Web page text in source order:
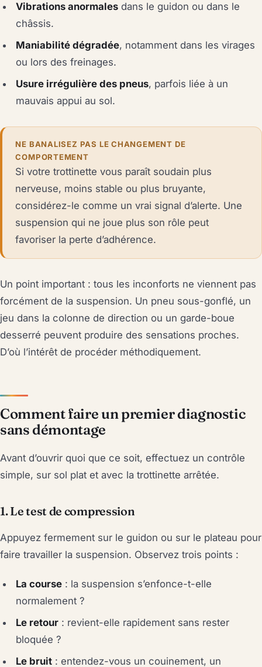
Vibrations anormales dans le guidon ou dans le
châssis.
Maniabilité dégradée, notamment dans les virages
ou lors des freinages.
Usure irrégulière des pneus, parfois liée à un
mauvais appui au sol.
NE BANALISEZ PAS LE CHANGEMENT DE
COMPORTEMENT
Si votre trottinette vous paraît soudain plus
nerveuse, moins stable ou plus bruyante,
considérez-le comme un vrai signal d’alerte. Une
suspension qui ne joue plus son rôle peut
favoriser la perte d’adhérence.
Un point important : tous les inconforts ne viennent pas
forcément de la suspension. Un pneu sous-gonflé, un
jeu dans la colonne de direction ou un garde-boue
desserré peuvent produire des sensations proches.
D’où l’intérêt de procéder méthodiquement.
Comment faire un premier diagnostic
sans démontage
Avant d’ouvrir quoi que ce soit, effectuez un contrôle
simple, sur sol plat et avec la trottinette arrêtée.
1. Le test de compression
Appuyez fermement sur le guidon ou sur le plateau pour
faire travailler la suspension. Observez trois points :
La course : la suspension s’enfonce-t-elle
normalement ?
Le retour : revient-elle rapidement sans rester
bloquée ?
Le bruit : entendez-vous un couinement, un